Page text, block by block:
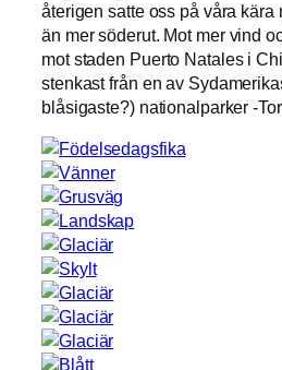
återigen satte oss på våra kära
än mer söderut. Mot mer vind
mot staden Puerto Natales i
stenkast från en av
blåsigaste?) nationalparker -